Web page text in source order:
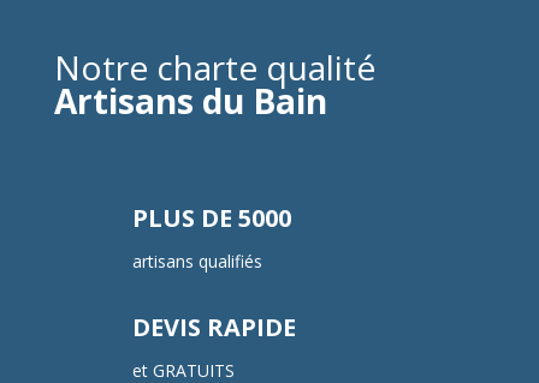
Notre charte qualité
Artisans du Bain
PLUS DE 5000
artisans qualifiés
DEVIS RAPIDE
et GRATUITS